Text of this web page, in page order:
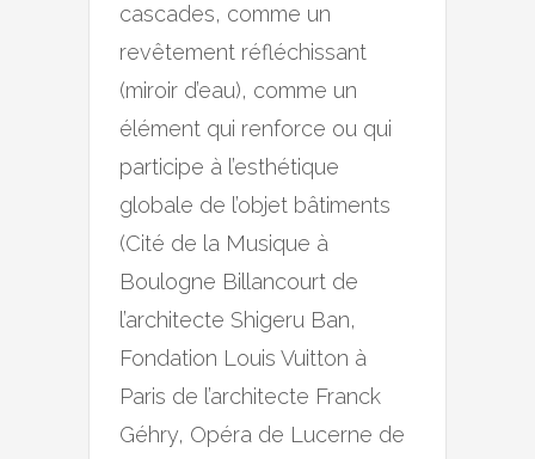
cascades, comme un
revêtement réfléchissant
(miroir d’eau), comme un
élément qui renforce ou qui
participe à l’esthétique
globale de l’objet bâtiments
(Cité de la Musique à
Boulogne Billancourt de
l’architecte Shigeru Ban,
Fondation Louis Vuitton à
Paris de l’architecte Franck
Géhry, Opéra de Lucerne de